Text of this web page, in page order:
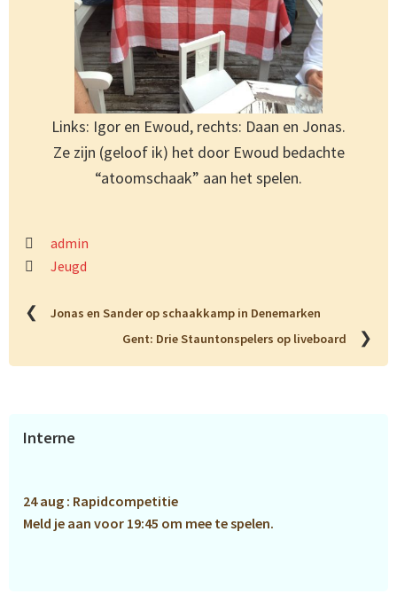
Links: Igor en Ewoud, rechts: Daan en Jonas.
Ze zijn (geloof ik) het door Ewoud bedachte
“atoomschaak” aan het spelen.
admin
Jeugd
❮
Jonas en Sander op schaakkamp in Denemarken
Gent: Drie Stauntonspelers op liveboard
❯
Primaire
Interne
24 aug : Rapidcompetitie
Meld je aan voor 19:45 om mee te spelen.